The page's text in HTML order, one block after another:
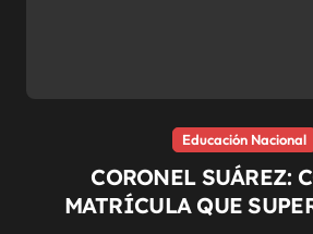
Educación Nacional
CORONEL SUÁREZ:
MATRÍCULA QUE